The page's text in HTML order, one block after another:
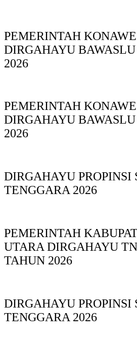
PEMERINTAH
DIRGAHAYU
2026
PEMERINTAH
DIRGAHAYU
2026
DIRGAHAYU PROPINSI
TENGGARA 2026
PEMERINTAH
UTARA DIRGAHAYU
TAHUN 2026
DIRGAHAYU PROPINSI
TENGGARA 2026